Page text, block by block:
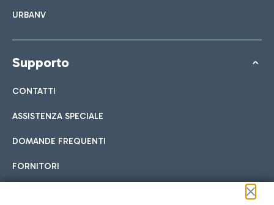
URBANV
Supporto
CONTATTI
ASSISTENZA SPECIALE
DOMANDE FREQUENTI
FORNITORI